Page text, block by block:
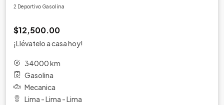
2 Deportivo Gasolina
$12,500.00
¡Llévatelo a casa hoy!
34000 km
Gasolina
Mecanica
Lima - Lima - Lima